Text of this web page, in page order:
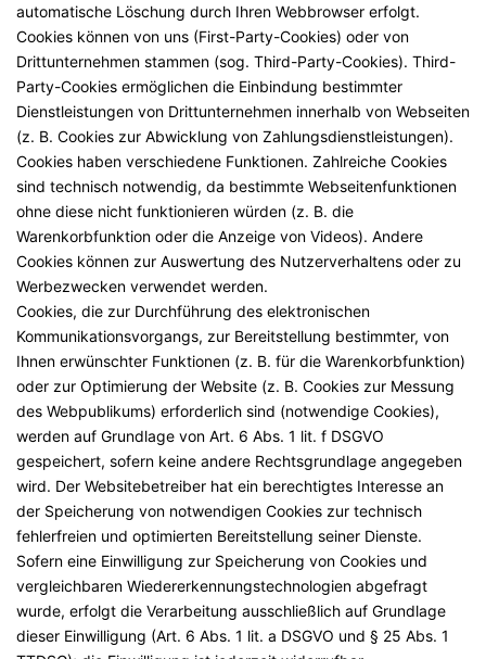
automatische Löschung durch Ihren Webbrowser erfolgt.
Cookies können von uns (First-Party-Cookies) oder von
Drittunternehmen stammen (sog. Third-Party-Cookies). Third-
Party-Cookies ermöglichen die Einbindung bestimmter
Dienstleistungen von Drittunternehmen innerhalb von Webseiten
(z. B. Cookies zur Abwicklung von Zahlungsdienstleistungen).
Cookies haben verschiedene Funktionen. Zahlreiche Cookies
sind technisch notwendig, da bestimmte Webseitenfunktionen
ohne diese nicht funktionieren würden (z. B. die
Warenkorbfunktion oder die Anzeige von Videos). Andere
Cookies können zur Auswertung des Nutzerverhaltens oder zu
Werbezwecken verwendet werden.
Cookies, die zur Durchführung des elektronischen
Kommunikationsvorgangs, zur Bereitstellung bestimmter, von
Ihnen erwünschter Funktionen (z. B. für die Warenkorbfunktion)
oder zur Optimierung der Website (z. B. Cookies zur Messung
des Webpublikums) erforderlich sind (notwendige Cookies),
werden auf Grundlage von Art. 6 Abs. 1 lit. f DSGVO
gespeichert, sofern keine andere Rechtsgrundlage angegeben
wird. Der Websitebetreiber hat ein berechtigtes Interesse an
der Speicherung von notwendigen Cookies zur technisch
fehlerfreien und optimierten Bereitstellung seiner Dienste.
Sofern eine Einwilligung zur Speicherung von Cookies und
vergleichbaren Wiedererkennungstechnologien abgefragt
wurde, erfolgt die Verarbeitung ausschließlich auf Grundlage
dieser Einwilligung (Art. 6 Abs. 1 lit. a DSGVO und § 25 Abs. 1